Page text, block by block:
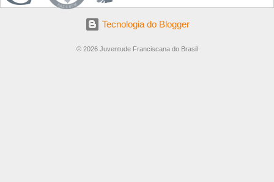
Tecnologia do Blogger
© 2026 Juventude Franciscana do Brasil